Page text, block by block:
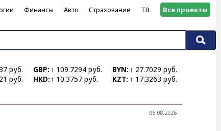
Финансы Авто Страхование ТВ Все проекты
руб.
руб.
GBP:↑ 109.7294 руб.
HKD:↑ 10.3757 руб.
BYN:↑ 27.7029 руб.
KZT:↑ 17.3263 руб.
06.08.2026